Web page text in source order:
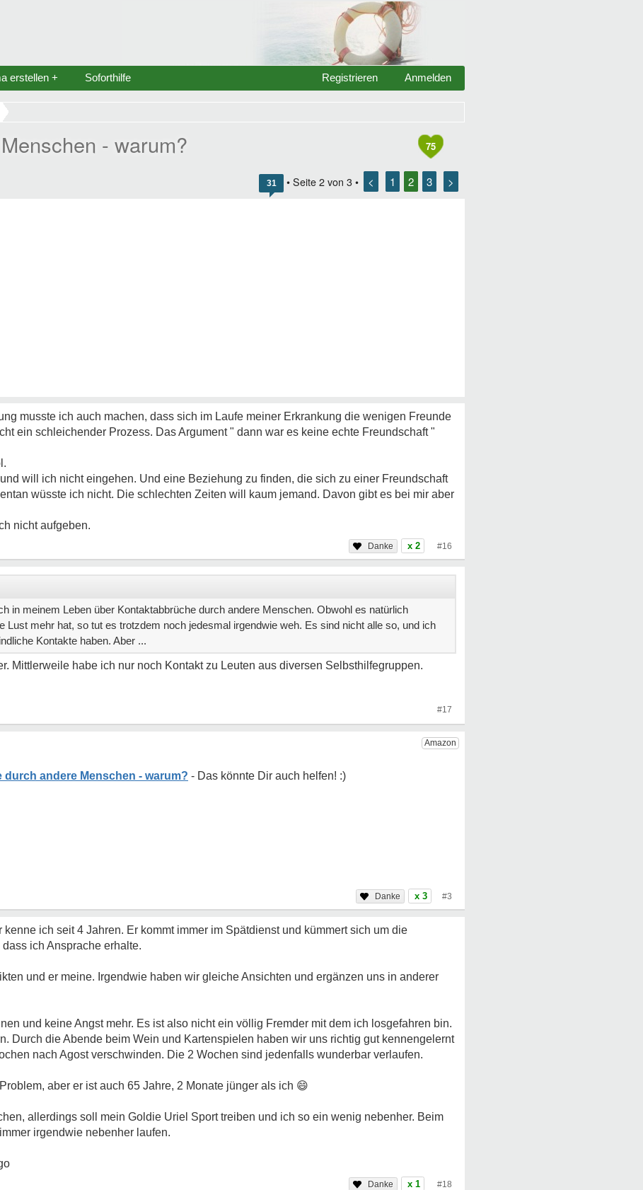
erstellen + Soforthilfe Anmelden
Registrieren
75
- warum?
31 • Seite 2 von 3 • < 1 2 3 >
musste ich auch machen, dass sich im Laufe meiner Erkrankung die wenigen Freunde
ein schleichender Prozess. Das Argument " dann war es keine echte Freundschaft "
will ich nicht eingehen. Und eine Beziehung zu finden, die sich zu einer Freundschaft
wüsste ich nicht. Die schlechten Zeiten will kaum jemand. Davon gibt es bei mir aber
nicht aufgeben.
x 2 #16
in meinem Leben über Kontaktabbrüche durch andere Menschen. Obwohl es natürlich
Lust mehr hat, so tut es trotzdem noch jedesmal irgendwie weh. Es sind nicht alle so, und ich
Kontakte haben. Aber ...
Mittlerweile habe ich nur noch Kontakt zu Leuten aus diversen Selbsthilfegruppen.
#17
durch andere Menschen - warum?
x 3 #3
ich seit 4 Jahren. Er kommt immer im Spätdienst und kümmert sich um die
ich Ansprache erhalte.
und er meine. Irgendwie haben wir gleiche Ansichten und ergänzen uns in anderer
und keine Angst mehr. Es ist also nicht ein völlig Fremder mit dem ich losgefahren bin.
Durch die Abende beim Wein und Kartenspielen haben wir uns richtig gut kennengelernt
nach Agost verschwinden. Die 2 Wochen sind jedenfalls wunderbar verlaufen.
aber er ist auch 65 Jahre, 2 Monate jünger als ich 😄
allerdings soll mein Goldie Uriel Sport treiben und ich so ein wenig nebenher. Beim
irgendwie nebenher laufen.
x 1 #18